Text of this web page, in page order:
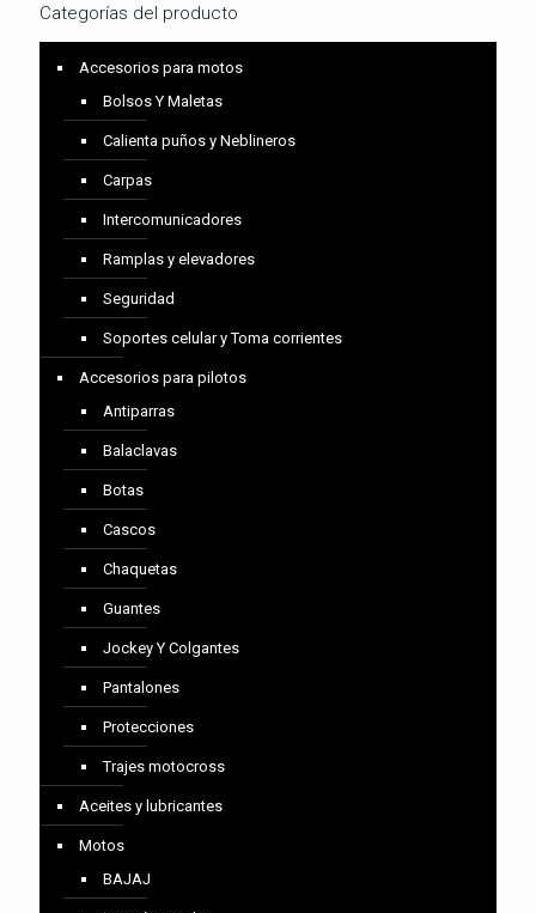
Categorías del producto
Accesorios para motos
Bolsos Y Maletas
Calienta puños y Neblineros
Carpas
Intercomunicadores
Ramplas y elevadores
Seguridad
Soportes celular y Toma corrientes
Accesorios para pilotos
Antiparras
Balaclavas
Botas
Cascos
Chaquetas
Guantes
Jockey Y Colgantes
Pantalones
Protecciones
Trajes motocross
Aceites y lubricantes
Motos
BAJAJ